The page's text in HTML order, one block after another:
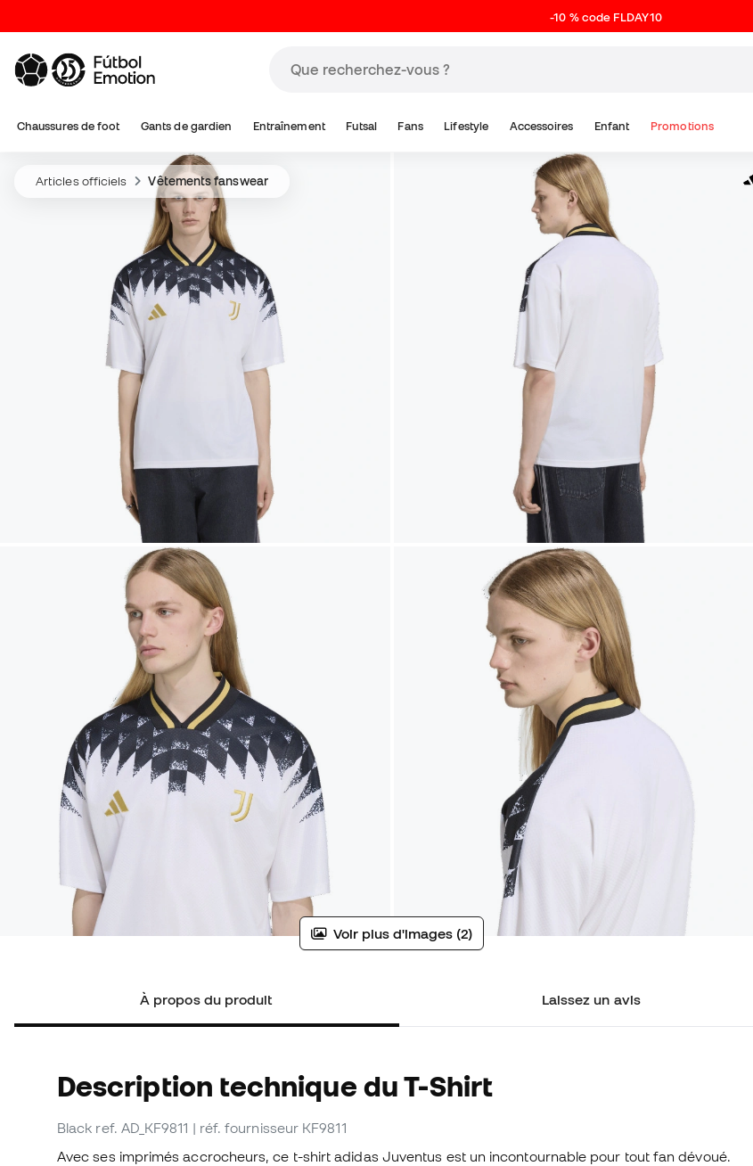
-10 % code FLDAY10
Chaussures de foot Gants de gardien Entraînement Futsal Fans Lifestyle Accessoires Enfant Promotions
Articles officiels Vêtements fanswear
Voir plus d'images (2)
À propos du produit Laissez un avis
Description technique du T-Shirt
Black ref. AD_KF9811 | réf. fournisseur KF9811
Avec ses imprimés accrocheurs, ce t-shirt adidas Juventus est un incontournable pour tout fan dévoué.